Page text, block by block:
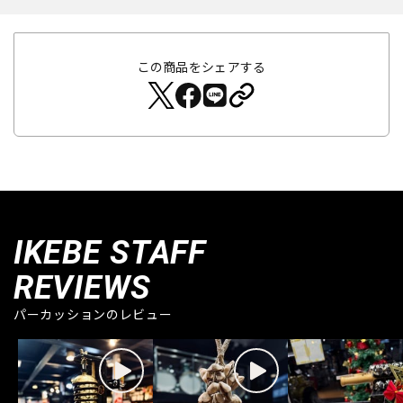
この商品をシェアする
IKEBE STAFF
REVIEWS
パーカッションのレビュー